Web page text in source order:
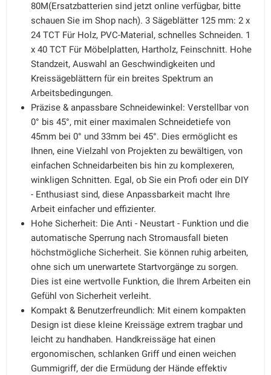
80M(Ersatzbatterien sind jetzt online verfügbar, bitte
schauen Sie im Shop nach). 3 Sägeblätter 125 mm: 2 x
24 TCT Für Holz, PVC-Material, schnelles Schneiden. 1
x 40 TCT Für Möbelplatten, Hartholz, Feinschnitt. Hohe
Standzeit, Auswahl an Geschwindigkeiten und
Kreissägeblättern für ein breites Spektrum an
Arbeitsbedingungen.
Präzise & anpassbare Schneidewinkel: Verstellbar von
0° bis 45°, mit einer maximalen Schneidetiefe von
45mm bei 0° und 33mm bei 45°. Dies ermöglicht es
Ihnen, eine Vielzahl von Projekten zu bewältigen, von
einfachen Schneidarbeiten bis hin zu komplexeren,
winkligen Schnitten. Egal, ob Sie ein Profi oder ein DIY
- Enthusiast sind, diese Anpassbarkeit macht Ihre
Arbeit einfacher und effizienter.
Hohe Sicherheit: Die Anti - Neustart - Funktion und die
automatische Sperrung nach Stromausfall bieten
höchstmögliche Sicherheit. Sie können ruhig arbeiten,
ohne sich um unerwartete Startvorgänge zu sorgen.
Dies ist eine wertvolle Funktion, die Ihrem Arbeiten ein
Gefühl von Sicherheit verleiht.
Kompakt & Benutzerfreundlich: Mit einem kompakten
Design ist diese kleine Kreissäge extrem tragbar und
leicht zu handhaben. Handkreissäge hat einen
ergonomischen, schlanken Griff und einen weichen
Gummigriff, der die Ermüdung der Hände effektiv